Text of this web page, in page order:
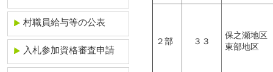
２部 ３３
保之瀬地区
東部地区
村職員給与等の公表
入札参加資格審査申請